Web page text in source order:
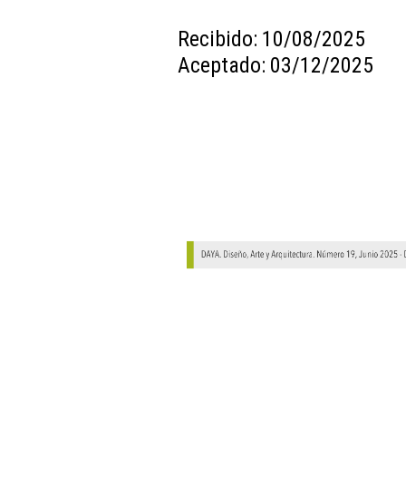
Recibido: 10/08/2025
Aceptado: 03/12/2025